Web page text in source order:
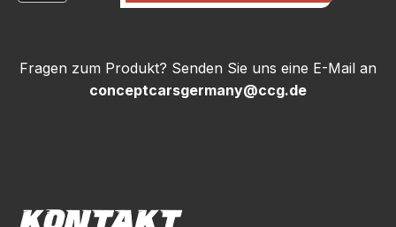
89
Menge
Fragen zum Produkt? Senden Sie uns eine E-Mail an
conceptcarsgermany@ccg.de